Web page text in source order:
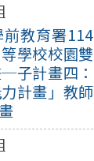
前教育署114
學校校園雙
子計畫四：
計畫」教師